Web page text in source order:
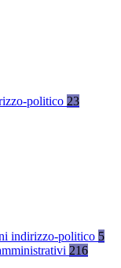
politico 23
indirizzo-politico 5
216